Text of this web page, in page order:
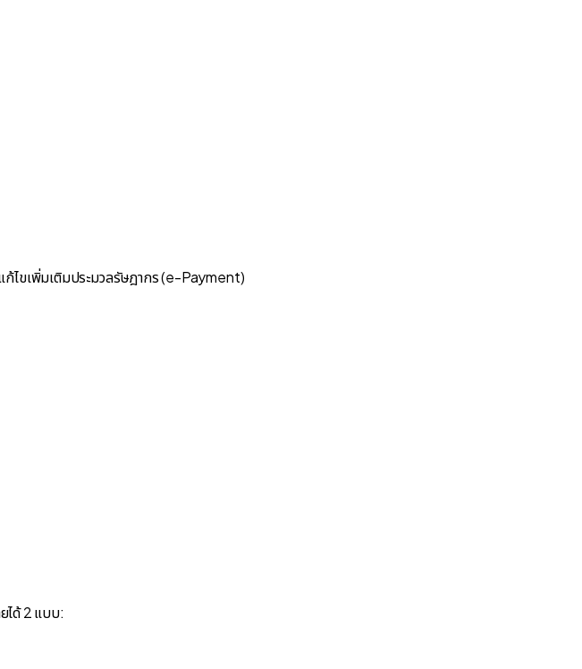
ไขเพิ่มเติมประมวลรัษฎากร (e-Payment)
ได้ 2 แบบ: